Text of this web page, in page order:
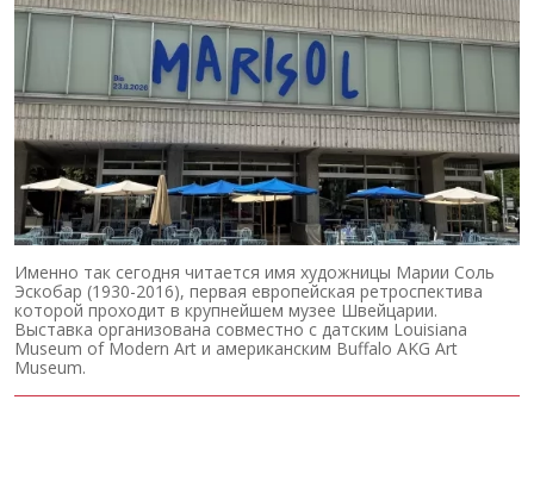
Именно так сегодня читается имя художницы Марии Соль
Эскобар (1930-2016), первая европейская ретроспектива
которой проходит в крупнейшем музее Швейцарии.
Выставка организована совместно с датским Louisiana
Museum of Modern Art и американским Buffalo AKG Art
Museum.